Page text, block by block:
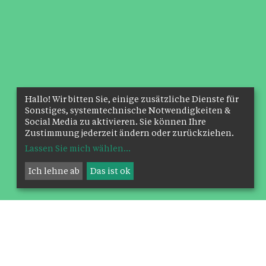
Hallo! Wir bitten Sie, einige zusätzliche Dienste für
Sonstiges, systemtechnische Notwendigkeiten &
Social Media zu aktivieren. Sie können Ihre
Zustimmung jederzeit ändern oder zurückziehen.
Lassen Sie mich wählen...
Ich lehne ab Das ist ok